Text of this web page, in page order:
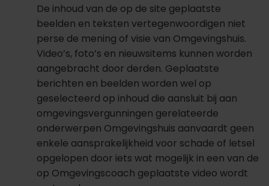
De inhoud van de op de site geplaatste
beelden en teksten vertegenwoordigen niet
perse de mening of visie van Omgevingshuis.
Video’s, foto’s en nieuwsitems kunnen worden
aangebracht door derden. Geplaatste
berichten en beelden worden wel op
geselecteerd op inhoud die aansluit bij aan
omgevingsvergunningen gerelateerde
onderwerpen Omgevingshuis aanvaardt geen
enkele aansprakelijkheid voor schade of letsel
opgelopen door iets wat mogelijk in een van de
op Omgevingscoach geplaatste video wordt